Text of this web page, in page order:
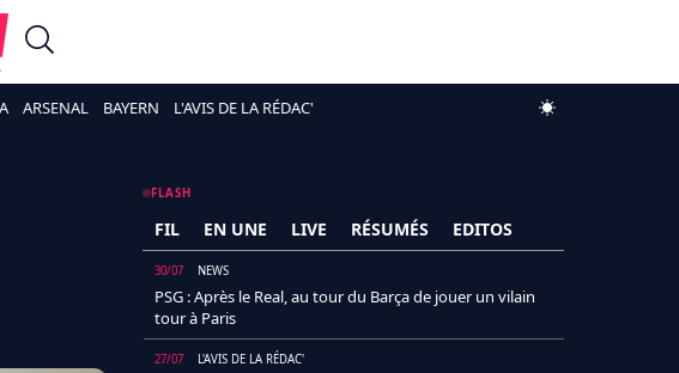
ARSENAL BAYERN L'AVIS DE LA RÉDAC'
FLASH
FIL EN UNE LIVE RÉSUMÉS EDITOS
30/07 NEWS
PSG : Après le Real, au tour du Barça de jouer un vilain
tour à Paris
27/07 L'AVIS DE LA RÉDAC'